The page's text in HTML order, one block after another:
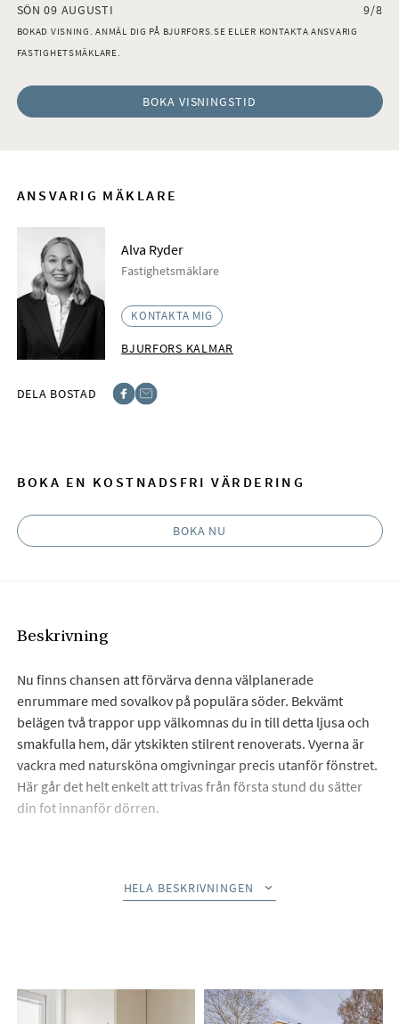
SÖN 09 AUGUSTI 9/8
BOKAD VISNING. ANMÄL DIG PÅ BJURFORS.SE ELLER KONTAKTA ANSVARIG
FASTIGHETSMÄKLARE.
BOKA VISNINGSTID
ANSVARIG MÄKLARE
Alva Ryder
Fastighetsmäklare
KONTAKTA MIG
BJURFORS KALMAR
DELA BOSTAD
BOKA EN KOSTNADSFRI VÄRDERING
BOKA NU
Beskrivning
Nu finns chansen att förvärva denna välplanerade
enrummare med sovalkov på populära söder. Bekvämt
belägen två trappor upp välkomnas du in till detta ljusa och
smakfulla hem, där ytskikten stilrent renoverats. Vyerna är
vackra med natursköna omgivningar precis utanför fönstret.
Här går det helt enkelt att trivas från första stund du sätter
din fot innanför dörren.
ytterligare förvaring. Från hallen leds du direkt vidare in i
allrummets tilltagna yta och det vackra ljusinsläppet skapas
HELA BESKRIVNINGEN